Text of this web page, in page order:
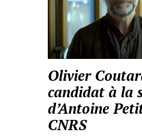
Olivier
candidat à la
d’Antoine
CNRS